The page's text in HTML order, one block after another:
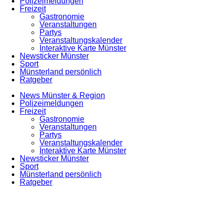
Freizeit
Gastronomie
Veranstaltungen
Partys
Veranstaltungskalender
Interaktive Karte Münster
Newsticker Münster
Sport
Münsterland persönlich
Ratgeber
News Münster & Region
Polizeimeldungen
Freizeit
Gastronomie
Veranstaltungen
Partys
Veranstaltungskalender
Interaktive Karte Münster
Newsticker Münster
Sport
Münsterland persönlich
Ratgeber
Anzeige